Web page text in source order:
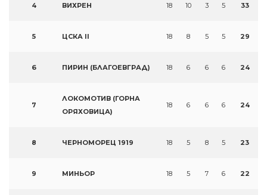
4 ВИХРЕН 18 10 3 5 33
5 ЦСКА II 18 8 5 5 29
6 ПИРИН (БЛАГОЕВГРАД) 18 6 6 6 24
7
ЛОКОМОТИВ (ГОРНА
ОРЯХОВИЦА)
18 6 6 6 24
8 ЧЕРНОМОРЕЦ 1919 18 5 8 5 23
9 МИНЬОР 18 5 7 6 22